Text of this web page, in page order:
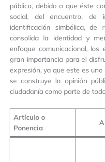
público, debido a que éste
social, del encuentro, de
identificación simbólica, de
consolida la identidad y
enfoque comunicacional, los
gran importancia para el
expresión, ya que este es
se construye la opinión
ciudadanía como parte de
Artículo o
Ponencia